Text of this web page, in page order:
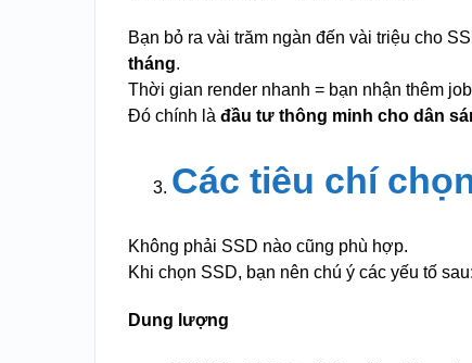
Bạn bỏ ra vài trăm ngàn đến vài triệu cho
tháng.
Thời gian render nhanh = bạn nhận thêm
Đó chính làđầu tư thông minh cho dân
Các tiêu chí
Không phải SSD nào cũng phù hợp.
Khi chọn SSD, bạn nên chú ý các yếu tố sau:
Dung lượng